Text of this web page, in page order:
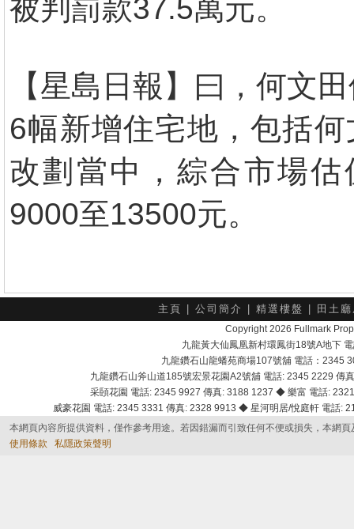
被判罰款37.5萬元。
【星島日報】曰，何文
6幅新增住宅地，包括
改劃當中，綜合市場
9000至13500元。
主頁 公司簡介 精選樓盤 田土
Copyright 2026 Fullmark
九龍黃大仙鳳凰新村環鳳街18號A地下
九龍鑽石山龍蟠苑商場107號舖 電話：2345
九龍鑽石山斧山道185號宏景花園A2號舖 電話: 2345 2229
采頣花園 電話: 2345 9927 傳真: 3188 1237 ◆ 樂富 電話:
威豪花園 電話: 2345 3331 傳真: 2328 9913 ◆ 星河明居/悅庭軒 電話
本網頁內容所提供資料，僅作參考用途。若因錯漏而引致任何不便或損失，本網
使用條款
私隱政策聲明